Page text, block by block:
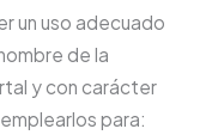
un uso adecuado
de la
y con carácter
para: